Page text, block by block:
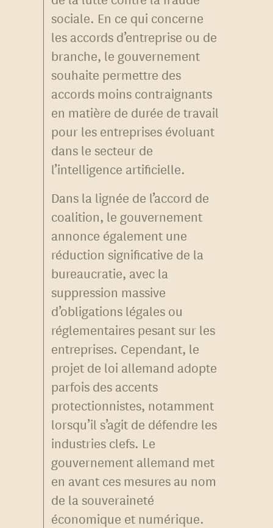
sociale. En ce qui concerne
les accords d’entreprise ou de
branche, le gouvernement
souhaite permettre des
accords moins contraignants
en matière de durée de travail
pour les entreprises évoluant
dans le secteur de
l’intelligence artificielle.
Dans la lignée de l’accord de
coalition, le gouvernement
annonce également une
réduction significative de la
bureaucratie, avec la
suppression massive
d’obligations légales ou
réglementaires pesant sur les
entreprises. Cependant, le
projet de loi allemand adopte
parfois des accents
protectionnistes, notamment
lorsqu’il s’agit de défendre les
industries clefs. Le
gouvernement allemand met
en avant ces mesures au nom
de la souveraineté
économique et numérique.